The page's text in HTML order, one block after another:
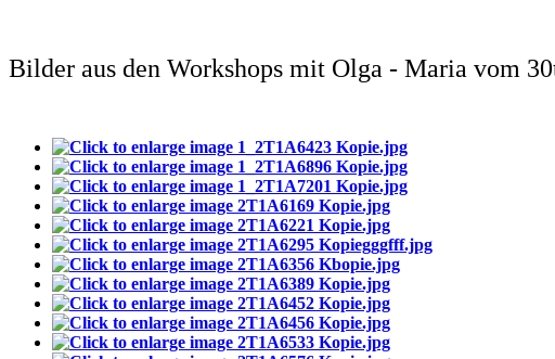
Bilder aus den Workshops mit Olga - Maria vom